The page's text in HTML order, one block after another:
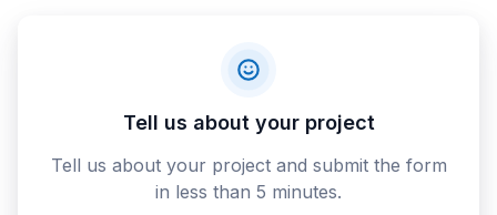
Tell us about your project
Tell us about your project and submit the form
in less than 5 minutes.